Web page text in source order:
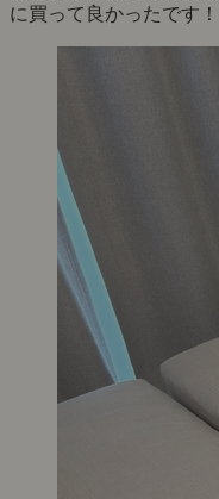
に買って良かったです！